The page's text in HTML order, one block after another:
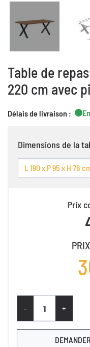
Table de
220 cm avec
Délais de livraison :
Dimensions de la
Prix
- +